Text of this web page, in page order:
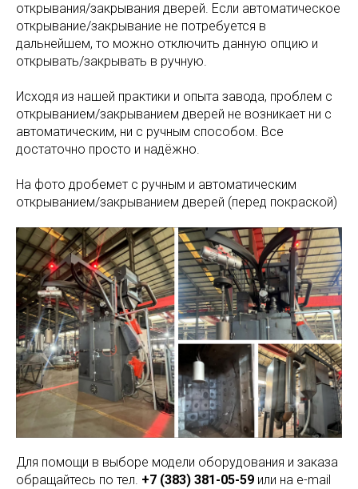
открывания/закрывания дверей. Если автоматическое
открывание/закрывание не потребуется в
дальнейшем, то можно отключить данную опцию и
открывать/закрывать в ручную.
Исходя из нашей практики и опыта завода, проблем с
открыванием/закрыванием дверей не возникает ни с
автоматическим, ни с ручным способом. Все
достаточно просто и надёжно.
На фото дробемет с ручным и автоматическим
открыванием/закрыванием дверей (перед покраской)
Для помощи в выборе модели оборудования и заказа
обращайтесь по тел. +7 (383) 381-05-59 или на e-mail